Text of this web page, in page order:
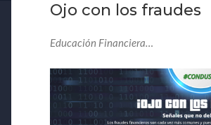
Ojo con los fraudes
Educación Financiera…